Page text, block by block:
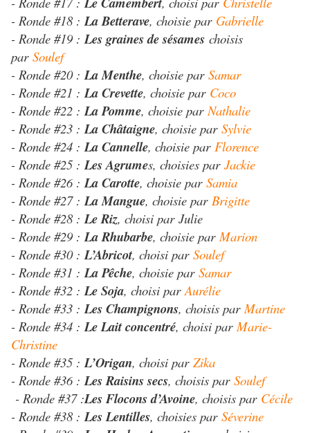
- Ronde #18 :La Betterave, choisie par Gabrielle
- Ronde #19 :Les graines de sésames choisis
par Soulef
- Ronde #20 :La Menthe, choisie par Samar
- Ronde #21 :La Crevette, choisie par Coco
- Ronde #22 :La Pomme, choisie parNathalie
- Ronde #23 :La Châtaigne, choisie par Sylvie
- Ronde #24 :La Cannelle, choisie par Florence
- Ronde #25 :Les Agrumes, choisies par Jackie
- Ronde #26 :La Carotte, choisie par Samia
- Ronde #27 :La Mangue, choisie par Brigitte
- Ronde #28 :Le Riz, choisi par Julie
- Ronde #29 :La Rhubarbe, choisie parMarion
- Ronde #30 :L’Abricot, choisi par Soulef
- Ronde #31 :La Pêche, choisie par Samar
- Ronde #32 :Le Soja, choisi parAurélie
- Ronde #33 :Les Champignons, choisis parMartine
- Ronde #34 :Le Lait concentré, choisi parMarie-
Christine
- Ronde #35 :L’Origan, choisi par Zika
- Ronde #36 :Les Raisins secs, choisis par Soulef
- Ronde #37 :Les Flocons d’Avoine, choisis par Cécile
- Ronde #38 :Les Lentilles, choisies par Séverine